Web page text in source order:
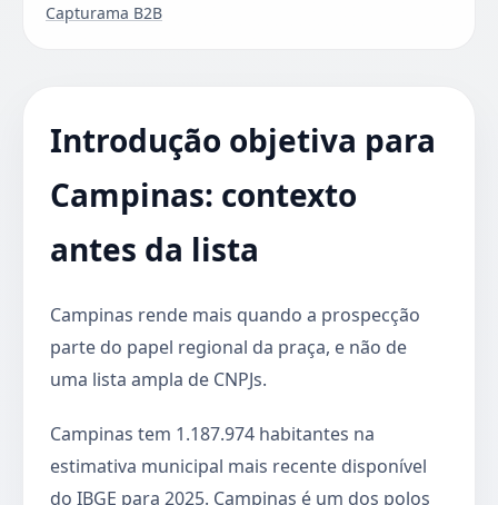
Capturama B2B
Introdução objetiva para
Campinas: contexto
antes da lista
Campinas rende mais quando a prospecção
parte do papel regional da praça, e não de
uma lista ampla de CNPJs.
Campinas tem 1.187.974 habitantes na
estimativa municipal mais recente disponível
do IBGE para 2025. Campinas é um dos polos